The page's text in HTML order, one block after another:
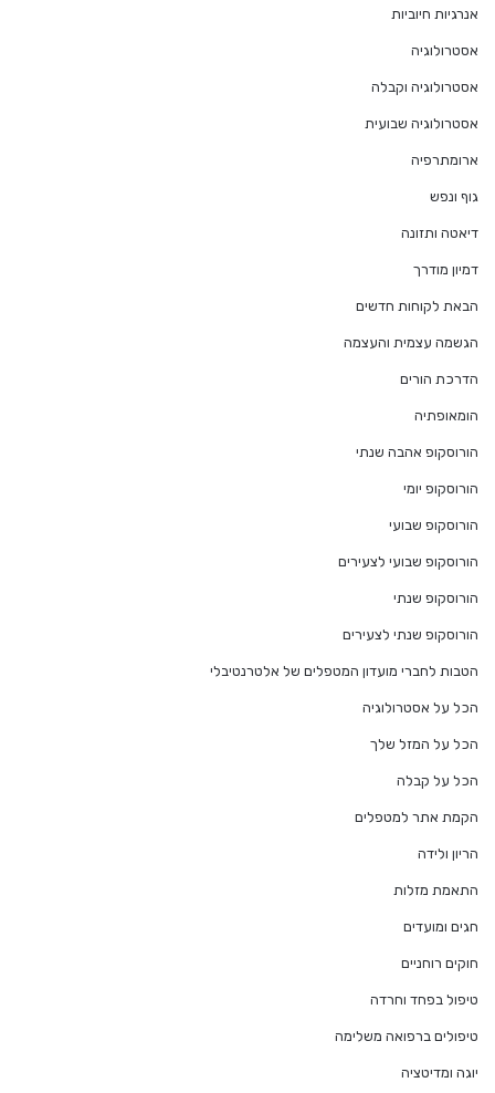
אנרגיות חיוביות
אסטרולוגיה
אסטרולוגיה וקבלה
אסטרולוגיה שבועית
ארומתרפיה
גוף ונפש
דיאטה ותזונה
דמיון מודרך
הבאת לקוחות חדשים
הגשמה עצמית והעצמה
הדרכת הורים
הומאופתיה
הורוסקופ אהבה שנתי
הורוסקופ יומי
הורוסקופ שבועי
הורוסקופ שבועי לצעירים
הורוסקופ שנתי
הורוסקופ שנתי לצעירים
הטבות לחברי מועדון המטפלים של אלטרנטיבלי
הכל על אסטרולוגיה
הכל על המזל שלך
הכל על קבלה
הקמת אתר למטפלים
הריון ולידה
התאמת מזלות
חגים ומועדים
חוקים רוחניים
טיפול בפחד וחרדה
טיפולים ברפואה משלימה
יוגה ומדיטציה